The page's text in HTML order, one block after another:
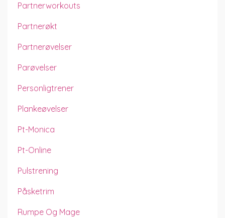
Partnerworkouts
Partnerøkt
Partnerøvelser
Parøvelser
Personligtrener
Plankeøvelser
Pt-Monica
Pt-Online
Pulstrening
Påsketrim
Rumpe Og Mage